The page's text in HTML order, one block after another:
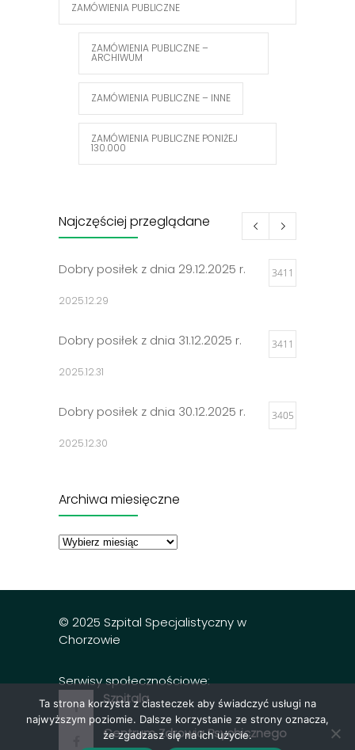
ZAMÓWIENIA PUBLICZNE
ZAMÓWIENIA PUBLICZNE –
ARCHIWUM
ZAMÓWIENIA PUBLICZNE – INNE
ZAMÓWIENIA PUBLICZNE PONIŻEJ
130.000
Najczęściej przeglądane
Dobry posiłek z dnia 29.12.2025 r. 3411
2025.12.29
Dobry posiłek z dnia 31.12.2025 r. 3411
2025.12.31
Dobry posiłek z dnia 30.12.2025 r. 3405
2025.12.30
2024.12.27
Dobry posiłek z dnia 23.12.2025 r.
Archiwa miesięczne
miesięczne
© 2025 Szpital Specjalistyczny w
Chorzowie
Serwisy społecznościowe:
Szpitala
Centrum Zdrowia Psychicznego
Ta strona korzysta z ciasteczek aby świadczyć usługi na
najwyższym poziomie. Dalsze korzystanie ze strony oznacza,
że zgadzasz się na ich użycie.